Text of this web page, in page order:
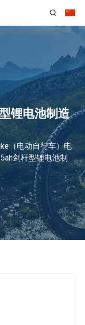
锂电池制造
（电动自行车）电
剑杆型锂电池制